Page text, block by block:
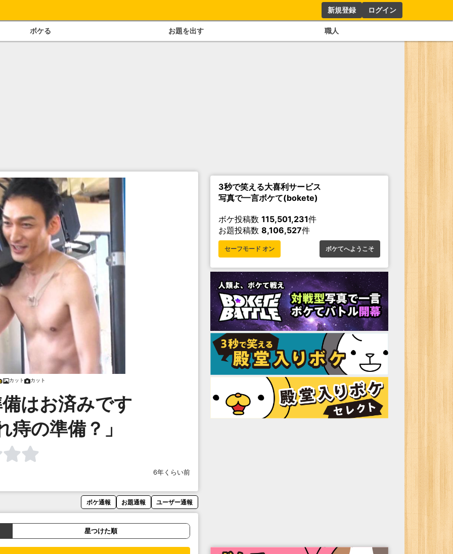
新規登録 ログイン
ボケる お題を出す 職人
カット カット
はお済みです
痔の準備？」
6年くらい前
ボケ通報 お題通報 ユーザー通報
星つけた順
3秒で笑える大喜利サービス
写真で一言ボケて(bokete)
ボケ投稿数 115,501,231件
お題投稿数 8,106,527件
セーフモード オン ボケてへようこそ